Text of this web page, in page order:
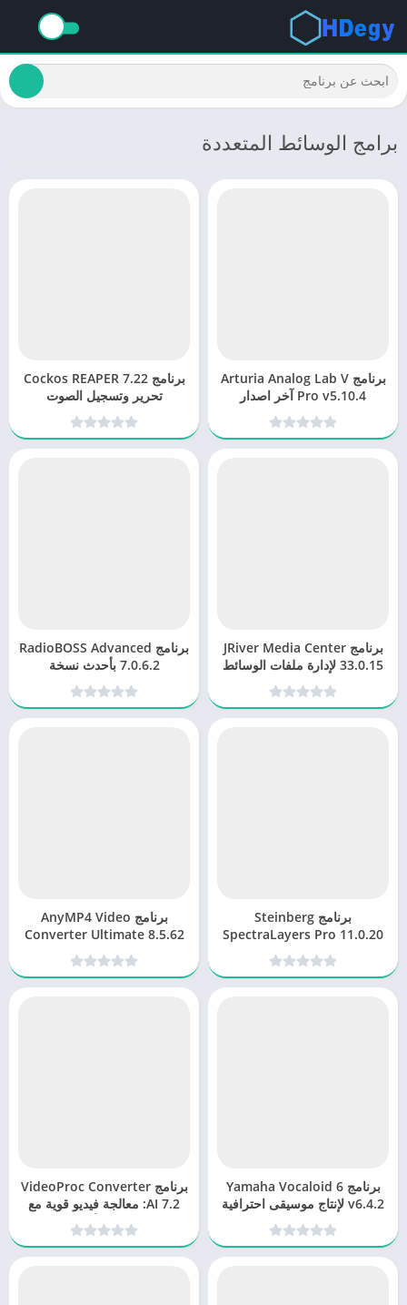
برامج الوسائط المتعددة
برنامج Arturia Analog Lab V
Pro v5.10.4 آخر اصدار
برنامج Cockos REAPER 7.22
تحرير وتسجيل الصوت
برنامج JRiver Media Center
33.0.15 لإدارة ملفات الوسائط
المتعددة
برنامج RadioBOSS Advanced
7.0.6.2 بأحدث نسخة
برنامج Steinberg
SpectraLayers Pro 11.0.20
للتحرير الصوتي
برنامج AnyMP4 Video
Converter Ultimate 8.5.62
لتحويل وتحرير الفيديو بكل
سهولة
برنامج Yamaha Vocaloid 6
v6.4.2 لإنتاج موسيقى احترافية
بصوت بشري
برنامج VideoProc Converter
AI 7.2: معالجة فيديو قوية مع
تسريع الأجهزة